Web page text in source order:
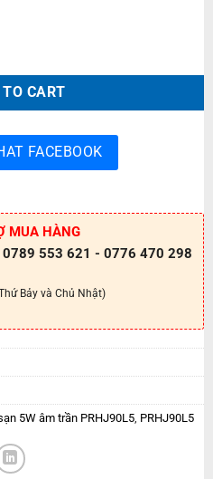
âm trần PRHJ90L5 quantity
TO CART
FACEBOOK
MUA HÀNG
553 621 - 0776 470 298
Bảy và Chủ Nhật)
5W âm trần PRHJ90L5, PRHJ90L5